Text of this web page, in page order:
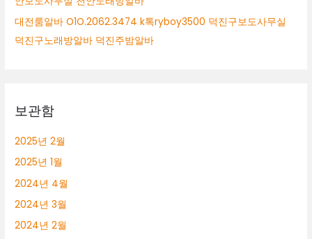
미
룸
바
대전룸알바 O1O.2062.3474 k톡ryboy3500 덕진구보도사무실
덕진구노래방알바 덕진주밤알바
보관함
2025년 2월
2025년 1월
2024년 4월
2024년 3월
2024년 2월